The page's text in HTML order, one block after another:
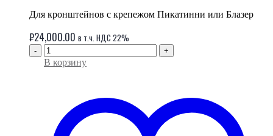
Для кронштейнов c крепежом Пикатинни или Блазер
₽24,000.00 в т.ч. НДС 22%
- +
В корзину